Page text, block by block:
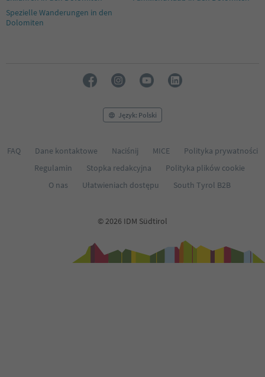
54
55
Spezielle Wanderungen in den
Dolomiten
Język: Polski
FAQ Dane kontaktowe Naciśnij MICE
Polityka prywatności
Regulamin
Stopka redakcyjna
Polityka plików cookie
O nas
Ułatwieniach dostępu South Tyrol B2B
© 2026 IDM Südtirol